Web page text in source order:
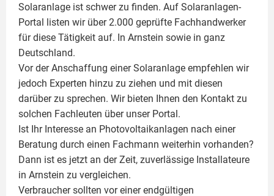
Solaranlage ist schwer zu finden. Auf Solaranlagen-
Portal listen wir über 2.000 geprüfte Fachhandwerker
für diese Tätigkeit auf. In Arnstein sowie in ganz
Deutschland.
Vor der Anschaffung einer Solaranlage empfehlen wir
jedoch Experten hinzu zu ziehen und mit diesen
darüber zu sprechen. Wir bieten Ihnen den Kontakt zu
solchen Fachleuten über unser Portal.
Ist Ihr Interesse an Photovoltaikanlagen nach einer
Beratung durch einen Fachmann weiterhin vorhanden?
Dann ist es jetzt an der Zeit, zuverlässige Installateure
in Arnstein zu vergleichen.
Verbraucher sollten vor einer endgültigen